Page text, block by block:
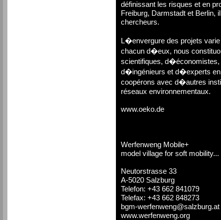
définissant les risques et en
Freiburg, Darmstadt et Berlin,
chercheurs.
L�envergure des projets
chacun d�eux, nous
scientifiques,
d�ingénieurs et d�experts
coopérons avec d�autres
réseaux environnementaux.
www.oeko.de
Werfenweng Mobile+
model village for soft mobility...
Neutorstrasse 33
A-5020 Salzburg
Telefon: +43 662 841079
Telefax: +43 662 848273
bgm-werfenweng@salzburg.at
www.werfenweng.org